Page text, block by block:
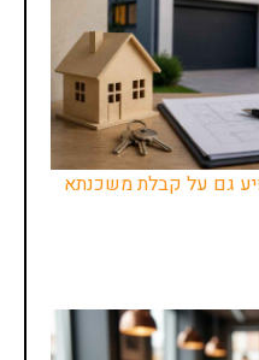
גם על קבלת משכנתא